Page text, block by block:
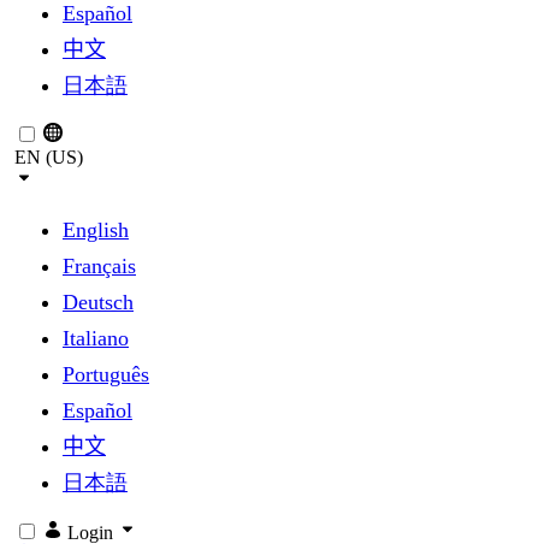
Español
中文
日本語
EN (US)
English
Français
Deutsch
Italiano
Português
Español
中文
日本語
Login